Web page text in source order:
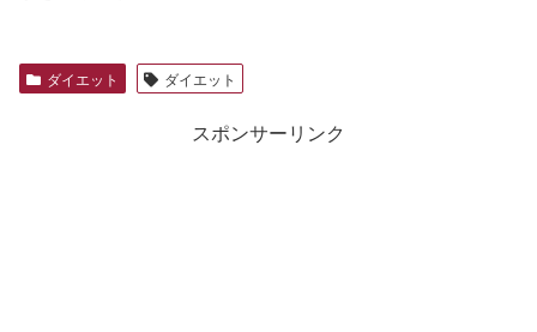
ダイエット ダイエット
スポンサーリンク